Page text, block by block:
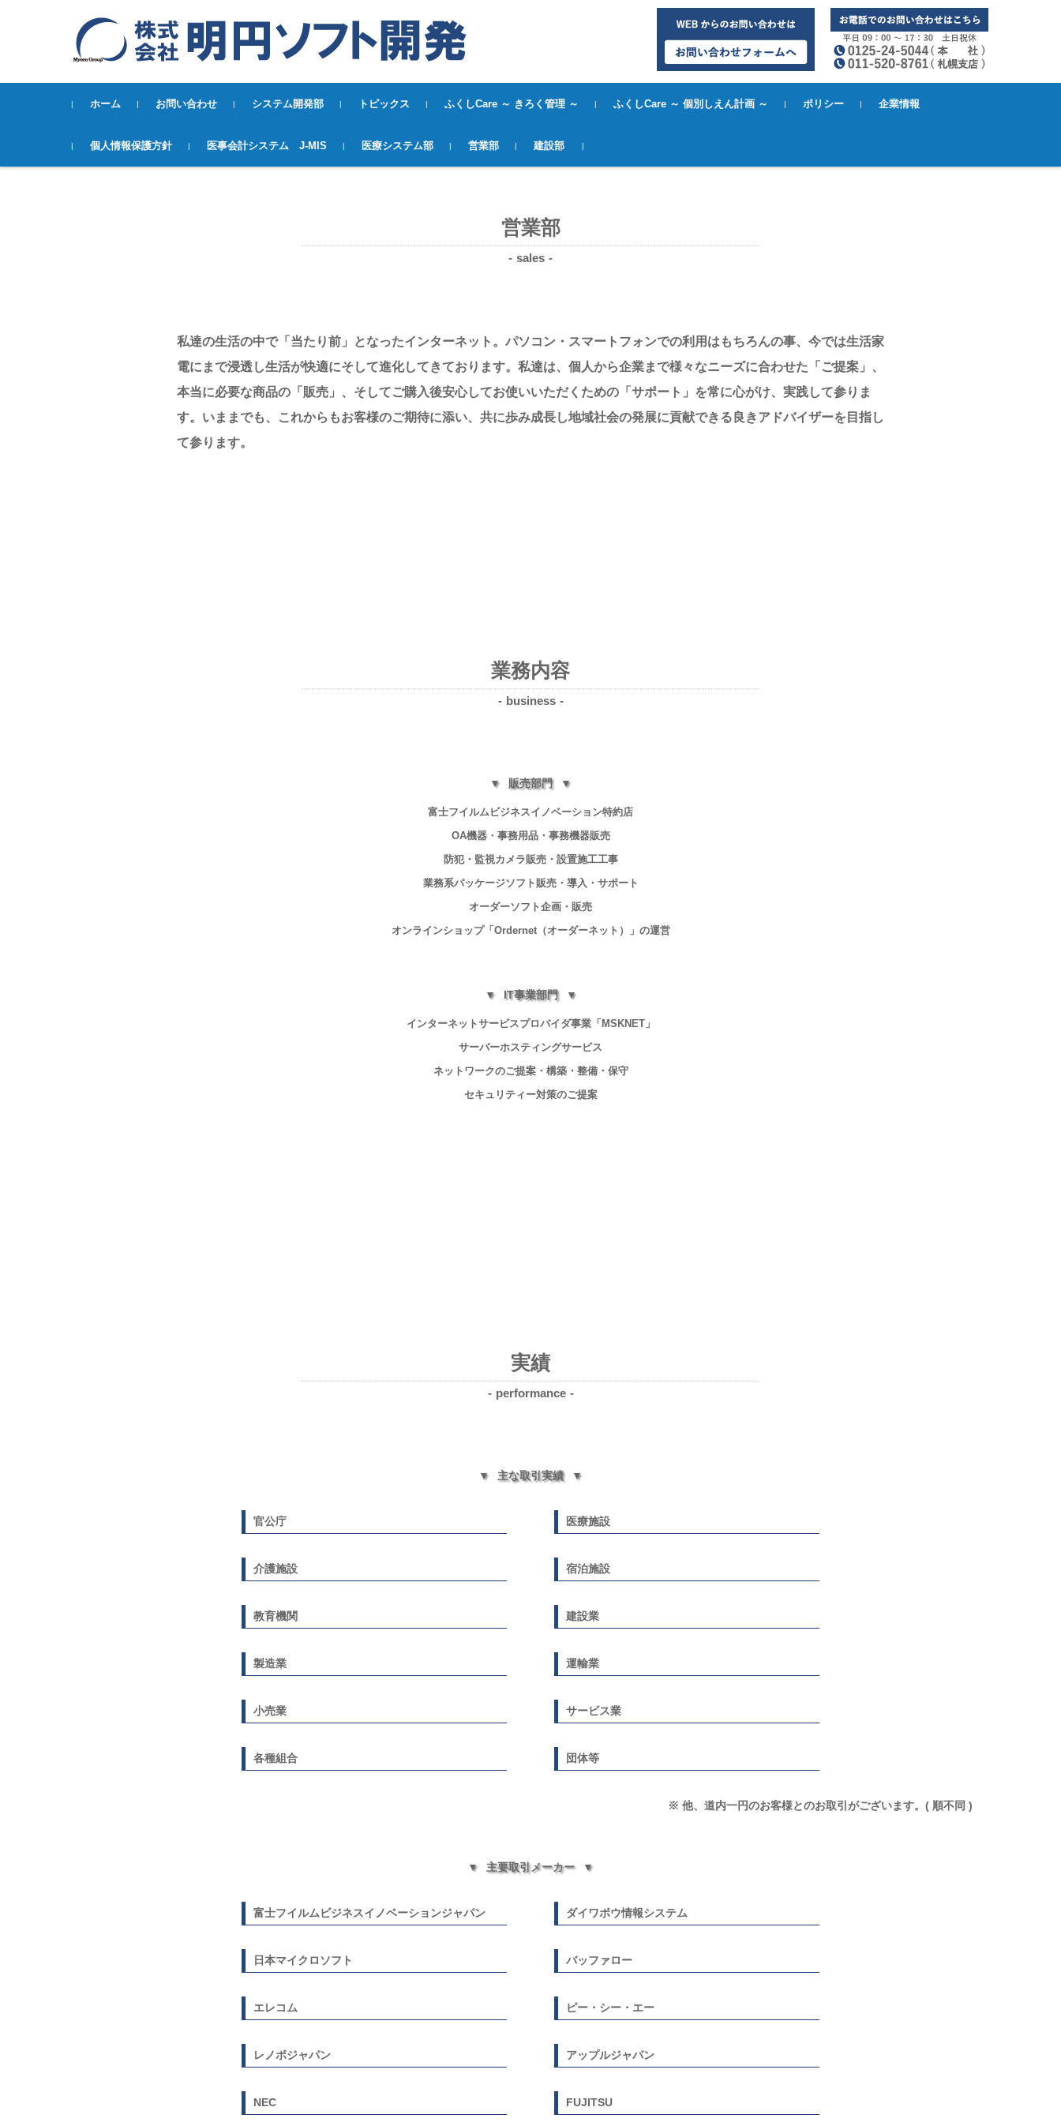
コンテンツに移動
ホーム お問い合わせ システム開発部 トピックス ふくしCare ～ きろく管理 ～
パンフレットダウンロードーふくしCa
ふくしCare ～ 個別しえん計画 ～ ポリシー 企業情報
個人情報保護方針 医事会計システム J-MIS 医療システム部 営業部 建設部
営業部
sales
私達の生活の中で「当たり前」となったインターネット。パソコン・スマートフォンでの利用はもちろんの事、今では生活家
電にまで浸透し生活が快適にそして進化してきております。私達は、個人から企業まで様々なニーズに合わせた「ご提案」、
本当に必要な商品の「販売」、そしてご購入後安心してお使いいただくための「サポート」を常に心がけ、実践して参りま
す。いままでも、これからもお客様のご期待に添い、共に歩み成長し地域社会の発展に貢献できる良きアドバイザーを目指し
て参ります。
業務内容
business
販売部門
富士フイルムビジネスイノベーション特約店
OA機器・事務用品・事務機器販売
防犯・監視カメラ販売・設置施工工事
業務系パッケージソフト販売・導入・サポート
オーダーソフト企画・販売
オンラインショップ「Ordernet（オーダーネット）」の運営
IT事業部門
インターネットサービスプロバイダ事業「MSKNET」
サーバーホスティングサービス
ネットワークのご提案・構築・整備・保守
セキュリティー対策のご提案
実績
performance
主な取引実績
官公庁 医療施設
介護施設 宿泊施設
教育機関 建設業
製造業 運輸業
小売業 サービス業
各種組合 団体等
※ 他、道内一円のお客様とのお取引がございます。( 順不同 )
主要取引メーカー
富士フイルムビジネスイノベーションジャパン ダイワボウ情報システム
日本マイクロソフト バッファロー
エレコム ピー・シー・エー
レノボジャパン アップルジャパン
NEC FUJITSU